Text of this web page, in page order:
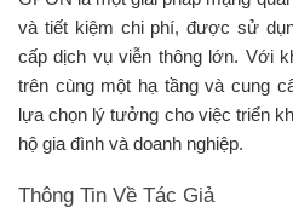
và tiết kiệm chi phí, được sử
cấp dịch vụ viễn thông lớn. Với
trên cùng một hạ tầng và cung
lựa chọn lý tưởng cho việc triển
hộ gia đình và doanh nghiệp.
Thông Tin Về Tác Giả